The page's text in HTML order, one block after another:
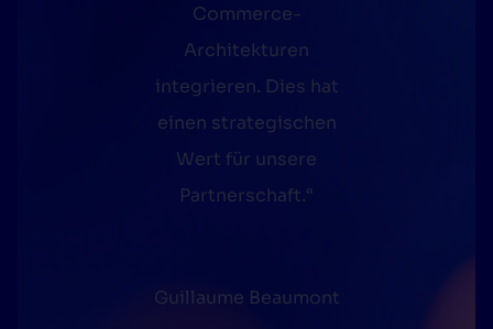
Commerce-
Architekturen
integrieren. Dies hat
einen strategischen
Wert für unsere
Partnerschaft.“
Guillaume Beaumont